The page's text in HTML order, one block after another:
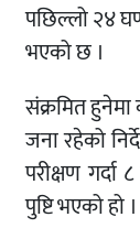
पछिल्लो २४
भएको छ ।
संक्रमित
जना रहेको
परीक्षण
पुष्टि भएको हो ।